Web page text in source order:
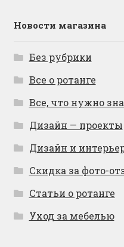
Новости магазина
Без рубрики
Все о ротанге
Все, что нужно
Дизайн — проекты
Дизайн и
Скидка за фото-
Статьи о ротанге
Уход за мебелью